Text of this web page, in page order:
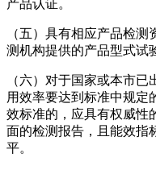
产品认证。
（五）具有相应产品检
测机构提供的产品型式试
（六）对于国家或本市
用效率要达到标准中规定
效标准的，应具有权威性
面的检测报告，且能效指
平。